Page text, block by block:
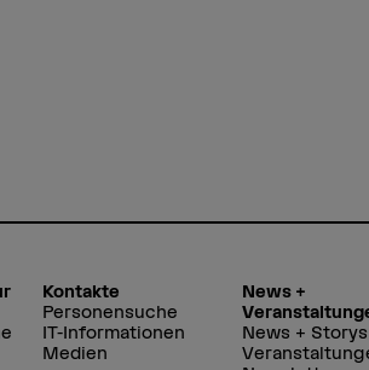
Kontakte
Personensuche
IT-Informationen
Medien
News +
News + Storys